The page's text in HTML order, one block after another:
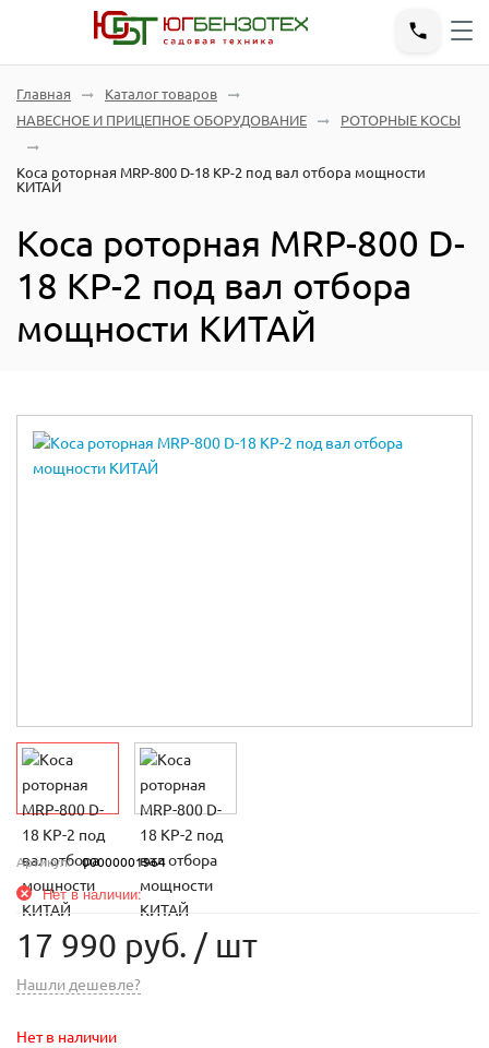
Главная
Каталог товаров
НАВЕСНОЕ И ПРИЦЕПНОЕ ОБОРУДОВАНИЕ
РОТОРНЫЕ КОСЫ
Коса роторная MRP-800 D-18 КР-2 под вал отбора мощности
КИТАЙ
Коса роторная MRP-800 D-
18 КР-2 под вал отбора
мощности КИТАЙ
Артикул: 00000001964
Нет в наличии:
17 990 руб. / шт
Нашли дешевле?
Нет в наличии